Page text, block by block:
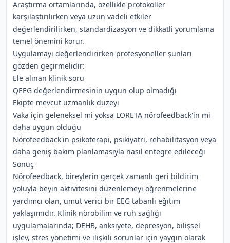
Araştırma ortamlarında, özellikle protokoller
karşılaştırılırken veya uzun vadeli etkiler
değerlendirilirken, standardizasyon ve dikkatli yorumlama
temel önemini korur.
Uygulamayı değerlendirirken profesyoneller şunları
gözden geçirmelidir:
Ele alınan klinik soru
QEEG değerlendirmesinin uygun olup olmadığı
Ekipte mevcut uzmanlık düzeyi
Vaka için geleneksel mi yoksa LORETA nörofeedback'in mi
daha uygun olduğu
Nörofeedback'in psikoterapi, psikiyatri, rehabilitasyon veya
daha geniş bakım planlamasıyla nasıl entegre edileceği
Sonuç
Nörofeedback, bireylerin gerçek zamanlı geri bildirim
yoluyla beyin aktivitesini düzenlemeyi öğrenmelerine
yardımcı olan, umut verici bir EEG tabanlı eğitim
yaklaşımıdır. Klinik nörobilim ve ruh sağlığı
uygulamalarında; DEHB, anksiyete, depresyon, bilişsel
işlev, stres yönetimi ve ilişkili sorunlar için yaygın olarak